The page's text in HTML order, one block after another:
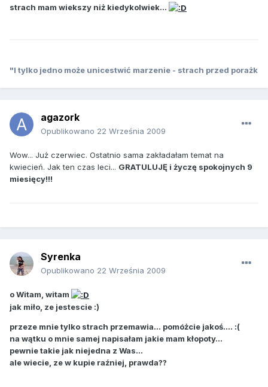
strach mam wiekszy niż kiedykolwiek...
"I tylko jedno może unicestwić marzenie - strach przed porażk
agazork
Opublikowano 22 Września 2009
Wow... Już czerwiec. Ostatnio sama zakładałam temat na
kwiecień. Jak ten czas leci... GRATULUJĘ i życzę spokojnych 9
miesięcy!!!
Syrenka
Opublikowano 22 Września 2009
o Witam, witam
jak miło, ze jestescie :)
przeze mnie tylko strach przemawia... pomóżcie jakoś.... :(
na wątku o mnie samej napisałam jakie mam kłopoty...
pewnie takie jak niejedna z Was...
ale wiecie, ze w kupie raźniej, prawda??